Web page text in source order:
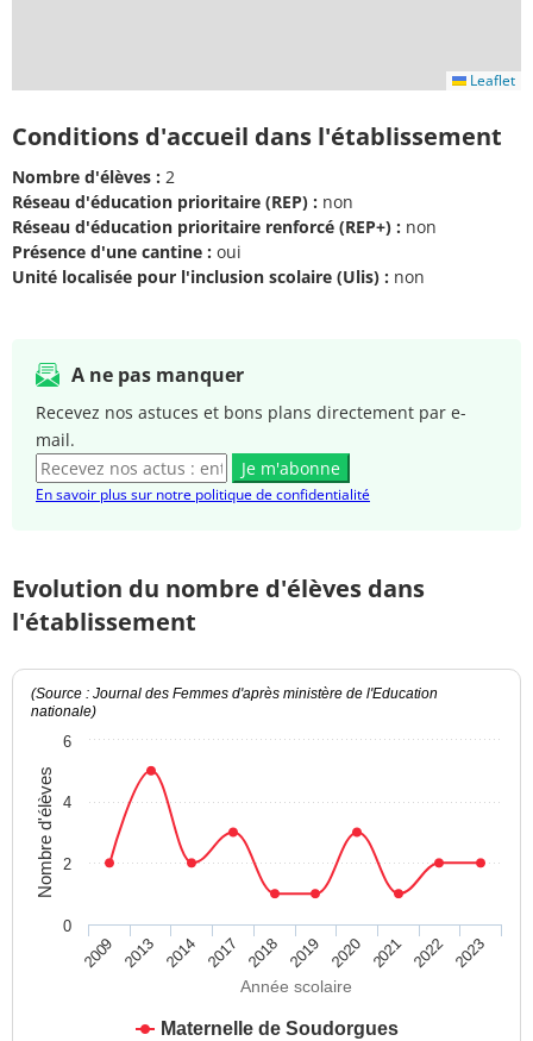
Leaflet
Conditions d'accueil dans l'établissement
Nombre d'élèves : 2
Réseau d'éducation prioritaire (REP) : non
Réseau d'éducation prioritaire renforcé (REP+) : non
Présence d'une cantine : oui
Unité localisée pour l'inclusion scolaire (Ulis) : non
A ne pas manquer
Recevez nos astuces et bons plans directement par e-
mail.
Je m'abonne
En savoir plus sur notre politique de confidentialité
Evolution du nombre d'élèves dans
l'établissement
Année scolaire
Nombre d'élèves
(Source : Journal des Femmes d'après ministère de l'Education
nationale)
Maternelle de Soudorgues
2009 2013 2014 2017 2018 2019 2020 2021 2022 2023
0
2
4
6